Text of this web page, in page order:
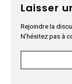
Laisser
Rejoindre la
N’hésitez pas à